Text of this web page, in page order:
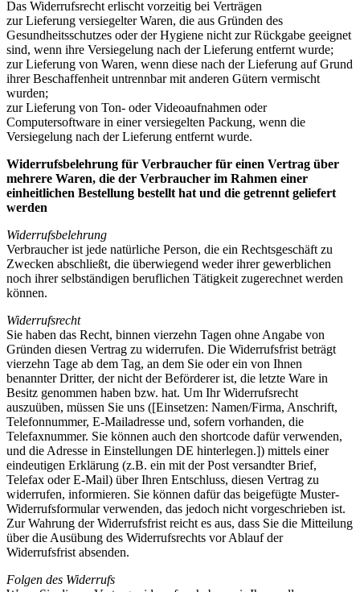
Das Widerrufsrecht erlischt vorzeitig bei Verträgen
zur Lieferung versiegelter Waren, die aus Gründen des
Gesundheitsschutzes oder der Hygiene nicht zur Rückgabe geeignet
sind, wenn ihre Versiegelung nach der Lieferung entfernt wurde;
zur Lieferung von Waren, wenn diese nach der Lieferung auf Grund
ihrer Beschaffenheit untrennbar mit anderen Gütern vermischt
wurden;
zur Lieferung von Ton- oder Videoaufnahmen oder
Computersoftware in einer versiegelten Packung, wenn die
Versiegelung nach der Lieferung entfernt wurde.
Widerrufsbelehrung für Verbraucher für einen Vertrag über
mehrere Waren, die der Verbraucher im Rahmen einer
einheitlichen Bestellung bestellt hat und die getrennt geliefert
werden
Widerrufsbelehrung
Verbraucher ist jede natürliche Person, die ein Rechtsgeschäft zu
Zwecken abschließt, die überwiegend weder ihrer gewerblichen
noch ihrer selbständigen beruflichen Tätigkeit zugerechnet werden
können.
Widerrufsrecht
Sie haben das Recht, binnen vierzehn Tagen ohne Angabe von
Gründen diesen Vertrag zu widerrufen. Die Widerrufsfrist beträgt
vierzehn Tage ab dem Tag, an dem Sie oder ein von Ihnen
benannter Dritter, der nicht der Beförderer ist, die letzte Ware in
Besitz genommen haben bzw. hat. Um Ihr Widerrufsrecht
auszuüben, müssen Sie uns ([Einsetzen: Namen/Firma, Anschrift,
Telefonnummer, E-Mailadresse und, sofern vorhanden, die
Telefaxnummer. Sie können auch den shortcode dafür verwenden,
und die Adresse in Einstellungen DE hinterlegen.]) mittels einer
eindeutigen Erklärung (z.B. ein mit der Post versandter Brief,
Telefax oder E-Mail) über Ihren Entschluss, diesen Vertrag zu
widerrufen, informieren. Sie können dafür das beigefügte Muster-
Widerrufsformular verwenden, das jedoch nicht vorgeschrieben ist.
Zur Wahrung der Widerrufsfrist reicht es aus, dass Sie die Mitteilung
über die Ausübung des Widerrufsrechts vor Ablauf der
Widerrufsfrist absenden.
Folgen des Widerrufs